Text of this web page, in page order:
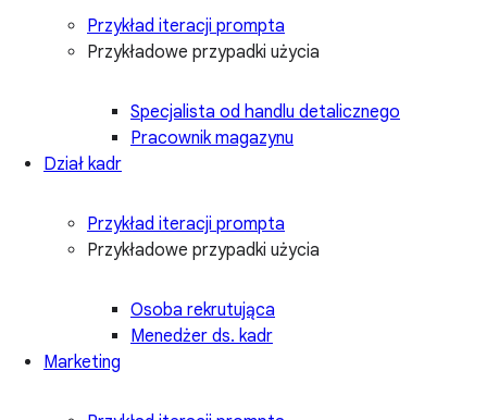
Przykład iteracji prompta
Przykładowe przypadki użycia
Specjalista od handlu detalicznego
Pracownik magazynu
Dział kadr
Przykład iteracji prompta
Przykładowe przypadki użycia
Osoba rekrutująca
Menedżer ds. kadr
Marketing